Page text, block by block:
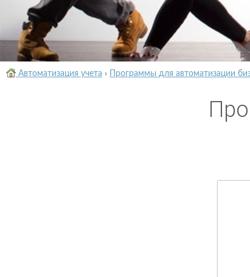
Автоматизация учета › Программы для автоматизации